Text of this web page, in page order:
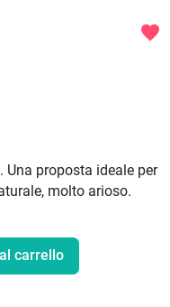
favorite
Una proposta ideale per
molto arioso.
carrello